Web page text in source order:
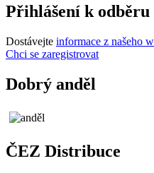
Přihlášení k
Dostávejte informace z našeho
Chci se zaregistrovat
Dobrý anděl
ČEZ Distribuce